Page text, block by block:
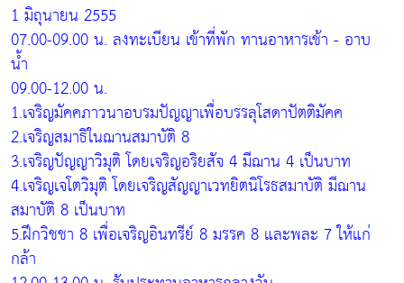
1 มิถุนายน 2555
07.00-09.00 น. ลงทะเบียน เข้าที่พัก ทานอาหารเช้า - อาบ
น้ำ
09.00-12.00 น.
1.เจริญมัคคภาวนาอบรมปัญญาเพื่อบรรลุโสดาปัตติมัคค
2.เจริญสมาธิในฌานสมาบัติ 8
3.เจริญปัญญาวิมุติ โดยเจริญอริยสัจ 4 มีฌาน 4 เป็นบาท
4.เจริญเจโตวิมุติ โดยเจริญสัญญาเวทยิตนิโรธสมาบัติ มีฌาน
สมาบัติ 8 เป็นบาท
5.ฝึกวิชชา 8 เพื่อเจริญอินทรีย์ 8 มรรค 8 และพละ 7 ให้แก่
กล้า